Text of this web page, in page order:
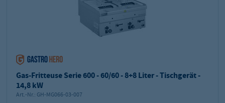
Gas-Fritteuse Serie 600 - 60/60 - 8+8 Liter - Tischgerät -
14,8 kW
Art.-Nr.: GH-MG066-03-007